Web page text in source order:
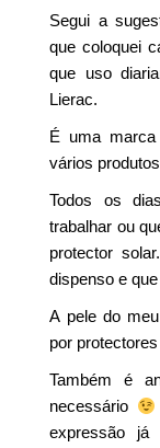
Segui a
que coloquei
que uso
Lierac.
É uma
vários
Todos os
trabalhar ou
protector
dispenso e
A pele do
por
Também é
necessário
expressão